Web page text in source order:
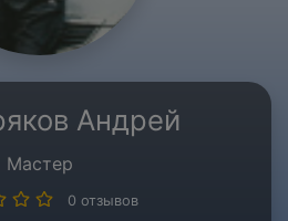
Андрей
Мастер
0 отзывов